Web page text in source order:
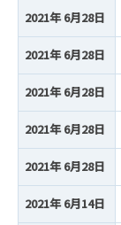
2021年 6月28日
2021年 6月28日
2021年 6月28日
2021年 6月28日
2021年 6月28日
2021年 6月14日